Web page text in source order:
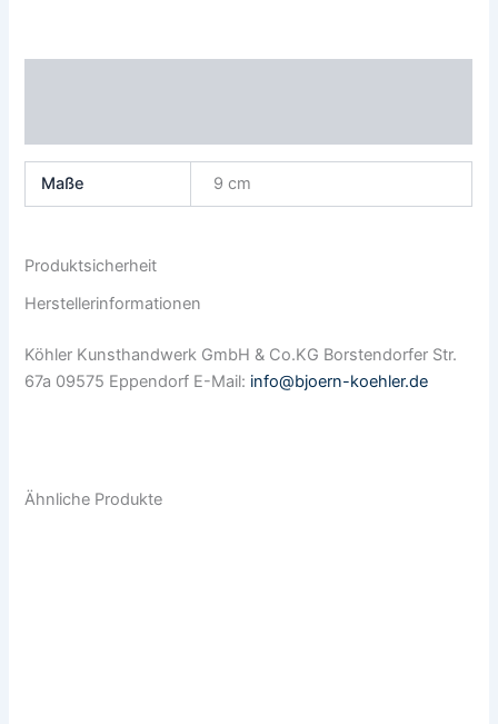
Maße 9 cm
Produktsicherheit
Herstellerinformationen
Köhler Kunsthandwerk GmbH & Co.KG Borstendorfer Str.
67a 09575 Eppendorf E-Mail: info@bjoern-koehler.de
Ähnliche Produkte